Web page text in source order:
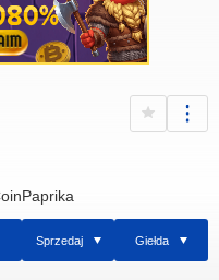
Sprzedaj Giełda